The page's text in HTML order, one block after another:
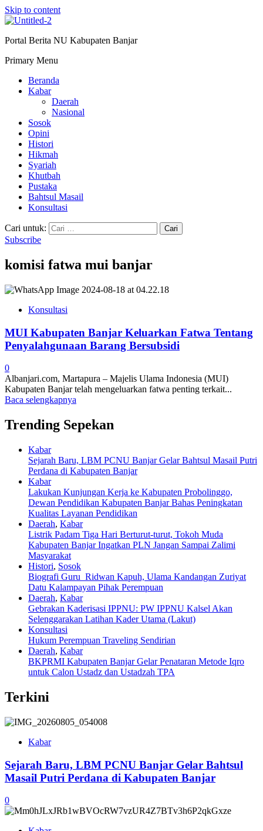
Skip to content
Portal Berita NU Kabupaten Banjar
Primary Menu
Beranda
Kabar
Daerah
Nasional
Sosok
Opini
Histori
Hikmah
Syariah
Khutbah
Pustaka
Bahtsul Masail
Konsultasi
Cari untuk:
Subscribe
komisi fatwa mui banjar
Konsultasi
MUI Kabupaten Banjar Keluarkan Fatwa Tentang
Penyalahgunaan Barang Bersubsidi
0
Albanjari.com, Martapura – Majelis Ulama Indonesia (MUI)
Kabupaten Banjar telah mengeluarkan fatwa penting terkait...
Baca selengkapnya
Trending Sepekan
Kabar
Sejarah Baru, LBM PCNU Banjar Gelar Bahtsul Masail Putri
Perdana di Kabupaten Banjar
Kabar
Lakukan Kunjungan Kerja ke Kabupaten Probolinggo,
Dewan Pendidikan Kabupaten Banjar Bahas Peningkatan
Kualitas Layanan Pendidikan
Daerah, Kabar
Listrik Padam Tiga Hari Berturut-turut, Tokoh Muda
Kabupaten Banjar Ingatkan PLN Jangan Sampai Zalimi
Masyarakat
Histori, Sosok
Biografi Guru Ridwan Kapuh, Ulama Kandangan Zuriyat
Datu Kalampayan Pihak Perempuan
Daerah, Kabar
Gebrakan Kaderisasi IPPNU: PW IPPNU Kalsel Akan
Selenggarakan Latihan Kader Utama (Lakut)
Konsultasi
Hukum Perempuan Traveling Sendirian
Daerah, Kabar
BKPRMI Kabupaten Banjar Gelar Penataran Metode Iqro
untuk Calon Ustadz dan Ustadzah TPA
Terkini
Kabar
Sejarah Baru, LBM PCNU Banjar Gelar Bahtsul
Masail Putri Perdana di Kabupaten Banjar
0